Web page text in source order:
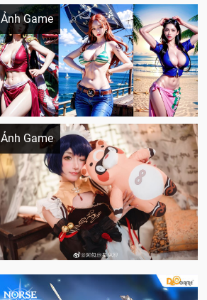
Ảnh Game
Ảnh Game
Cosplay Xiangling siêu cute